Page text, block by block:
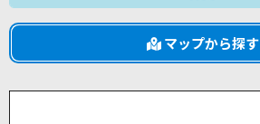
マップから探す